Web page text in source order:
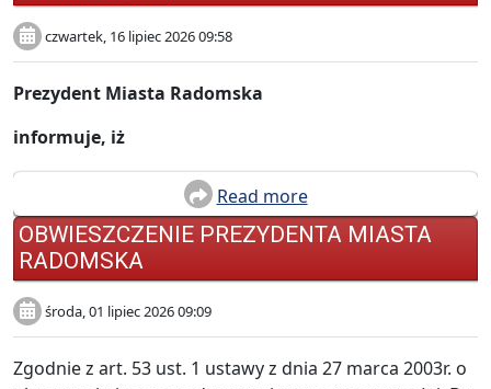
czwartek, 16 lipiec 2026 09:58
Prezydent Miasta Radomska
informuje, iż
Read more
OBWIESZCZENIE PREZYDENTA MIASTA
RADOMSKA
środa, 01 lipiec 2026 09:09
Zgodnie z art. 53 ust. 1 ustawy z dnia 27 marca 2003r. o